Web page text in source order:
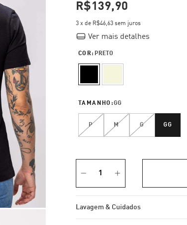
R$139,90
3 x de R$46,63 sem juros
Ver mais detalhes
COR: PRETO
TAMANHO:GG
P M G GG
Lavagem & Cuidados